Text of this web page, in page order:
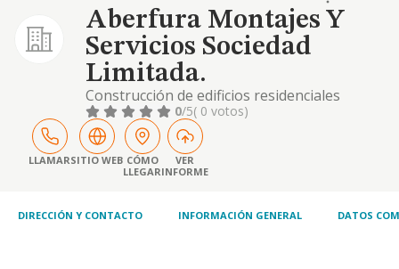
Aberfura Montajes Y
Servicios Sociedad
Limitada.
Construcción de edificios residenciales
0/5( 0 votos)
LLAMARSITIO WEB CÓMO
LLEGAR
VER
INFORME
DIRECCIÓN Y CONTACTO INFORMACIÓN GENERAL DATOS